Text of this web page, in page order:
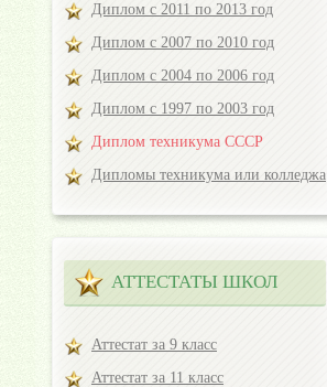
Диплом с 2011 по 2013 год
Диплом с 2007 по 2010 год
Диплом с 2004 по 2006 год
Диплом с 1997 по 2003 год
Диплом техникума СССР
Дипломы техникума или колледжа
АТТЕСТАТЫ ШКОЛ
Аттестат за 9 класс
Аттестат за 11 класс